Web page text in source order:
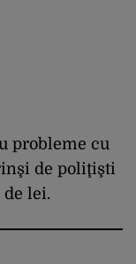
probleme cu
de poliţişti
de lei.